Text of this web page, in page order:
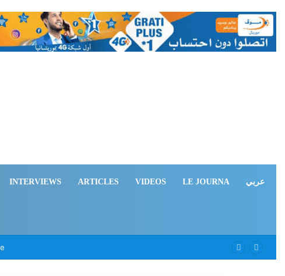
INTERVIEWS ARTICLES VIDEOS LE JOURNA عربي